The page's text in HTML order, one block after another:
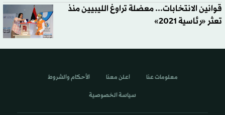
قوانين الانتخابات... معضلة تراوغ الليبيين منذ
تعثر «رئاسية 2021»
معلومات عنا اعلن معنا الأحكام والشروط
سياسة الخصوصية